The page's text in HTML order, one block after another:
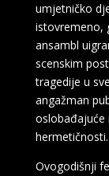
umjetničko
istovremeno,
ansambl
scenskim
tragedije u
angažman
oslobađajuće
hermetičnosti.
Ovogodišnji